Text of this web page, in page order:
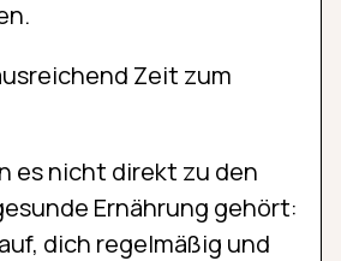
Zeit zum
es nicht direkt zu den
Ernährung gehört:
dich regelmäßig und